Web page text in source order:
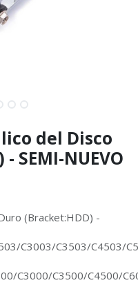
del Disco
SEMI-NUEVO
(Bracket:HDD) -
C3003/C3503/C4503/
C3000/C3500/C4500/